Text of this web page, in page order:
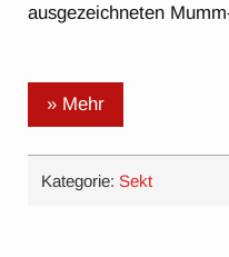
ausgezeichneten
» Mehr
Kategorie:Sekt